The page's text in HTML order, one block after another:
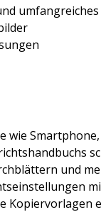
wie
und
Kopiervorlagen